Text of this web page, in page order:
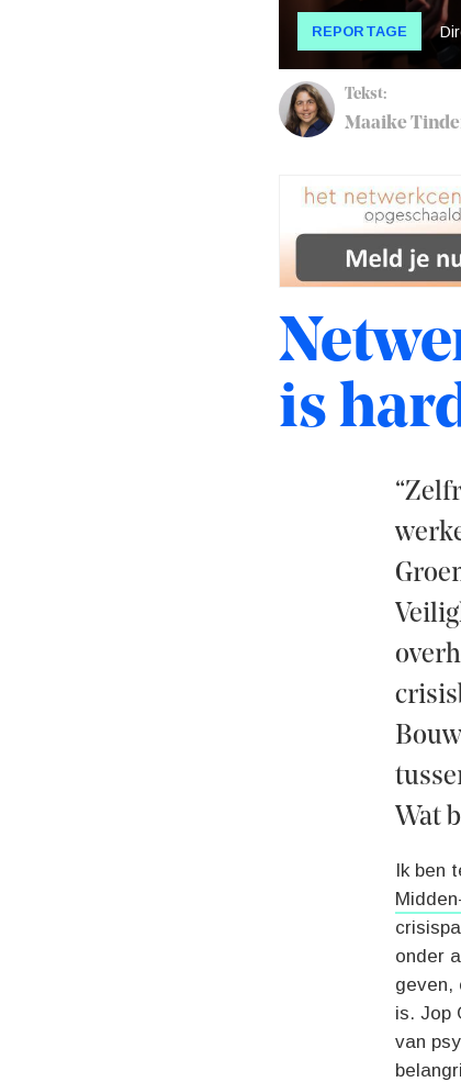
REPORTAGE
Tekst:
Maaike
is
Wat
Ik ben
onder
geven,
is. Jop
van